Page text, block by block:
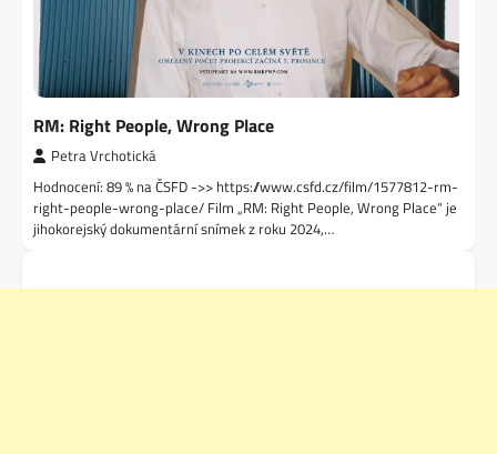
RM: Right People, Wrong Place
Petra Vrchotická
Hodnocení: 89 % na ČSFD ->> https://www.csfd.cz/film/1577812-rm-
right-people-wrong-place/ Film „RM: Right People, Wrong Place“ je
jihokorejský dokumentární snímek z roku 2024,…